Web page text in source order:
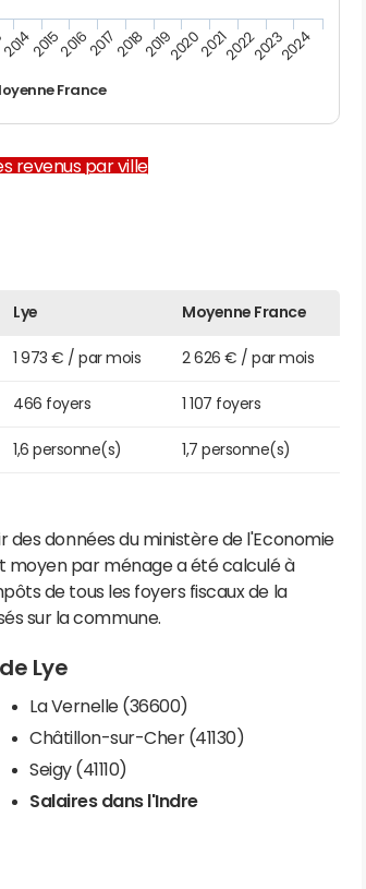
France
20142015201620172018201920202021202220232024
revenus par ville
Lye Moyenne France
1 973 € / par mois 2 626 € / par mois
466 foyers 1 107 foyers
1,6 personne(s) 1,7 personne(s)
données du ministère de l'Economie
moyen par ménage a été calculé à
de tous les foyers fiscaux de la
sur la commune.
Lye
La Vernelle (36600)
Châtillon-sur-Cher (41130)
Seigy (41110)
Salaires dans l'Indre